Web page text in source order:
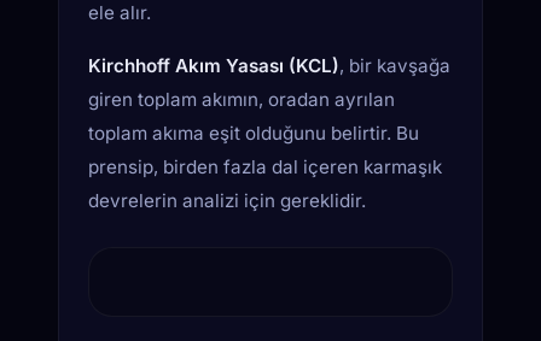
ele alır.
Kirchhoff Akım Yasası (KCL), bir kavşağa
giren toplam akımın, oradan ayrılan
toplam akıma eşit olduğunu belirtir. Bu
prensip, birden fazla dal içeren karmaşık
devrelerin analizi için gereklidir.